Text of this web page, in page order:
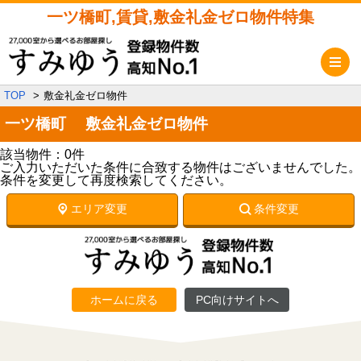
一ツ橋町,賃貸,敷金礼金ゼロ物件特集
TOP 敷金礼金ゼロ物件
一ツ橋町 敷金礼金ゼロ物件
該当物件：0件
ご入力いただいた条件に合致する物件はございませんでした。
条件を変更して再度検索してください。
エリア変更 条件変更
ホームに戻る PC向けサイトへ